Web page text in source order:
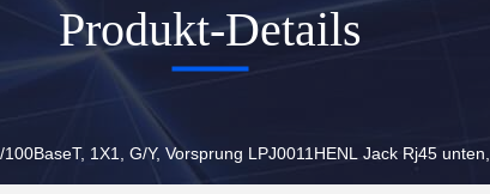
Produkt-Details
1X1, G/Y, Vorsprung LPJ0011HENL Jack Rj45